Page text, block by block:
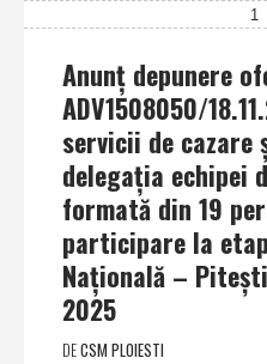
1
Anunţ depunere
ADV1508050/
servicii de cazare
delegaţia echipei
formată din 19
participare la
Naţională –
2025
DECSM PLOIESTI